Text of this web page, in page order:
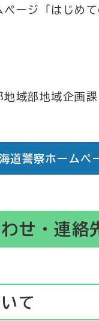
ージ「はじめ
域部地域企画
道警察ホームペ
せ・連絡
て